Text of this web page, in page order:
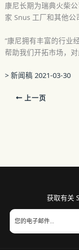
康尼长期为瑞典火柴
家 Snus 工厂和其他公
”康尼拥有丰富的行业
帮助我们开拓市场，
> 新闻稿 2021-03-30
上一页
获取有关